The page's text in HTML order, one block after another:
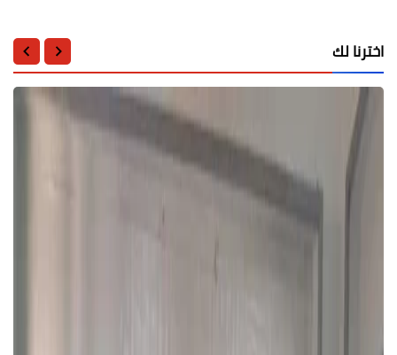
اخترنا لك